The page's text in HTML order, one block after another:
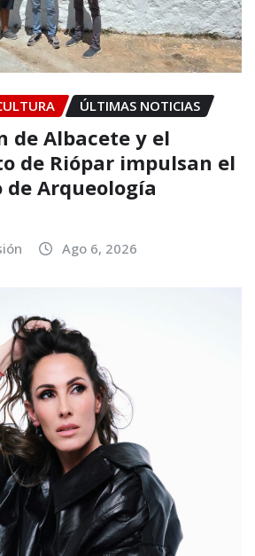
ÚLTIMAS NOTICIAS
de Albacete y el
de Riópar impulsan el
de Arqueología
Ago 6, 2026